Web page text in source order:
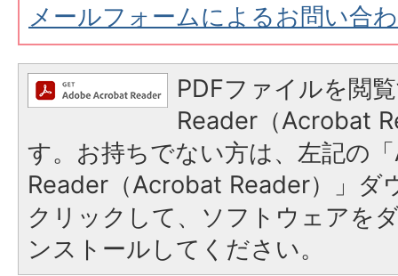
メールフォームによるお問い合
PDFファイルを閲
Reader（Acrobat
す。お持ちでない方は、左記の
Reader（Acrobat Reader）」ダ
クリックして、ソフトウェアを
ンストールしてください。